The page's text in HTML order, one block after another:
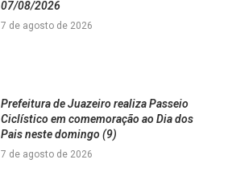
07/08/2026
7 de agosto de 2026
Prefeitura de Juazeiro realiza Passeio
Ciclístico em comemoração ao Dia dos
Pais neste domingo (9)
7 de agosto de 2026